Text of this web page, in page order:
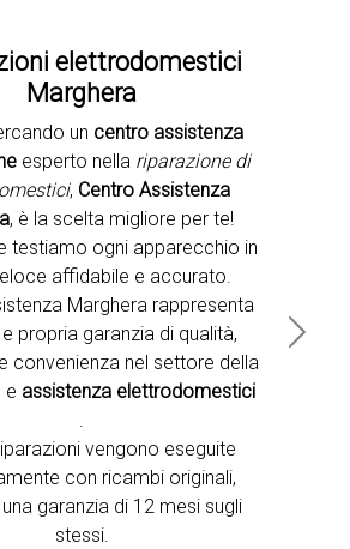
Second slide
elettrodomestici
Marghera
un centro assistenza
esperto nella riparazione di
, Centro Assistenza
, è la scelta migliore per te!
testiamo ogni apparecchio in
affidabile e accurato.
Marghera rappresenta
propria garanzia di qualità,
convenienza nel settore della
e assistenza elettrodomestici
.
vengono eseguite
con ricambi originali,
garanzia di 12 mesi sugli
stessi.
Next